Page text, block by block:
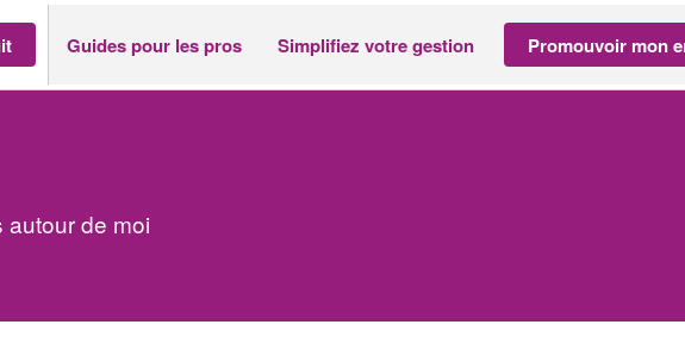
Guides pour les pros Simplifiez votre gestion Promouvoir mon
de moi